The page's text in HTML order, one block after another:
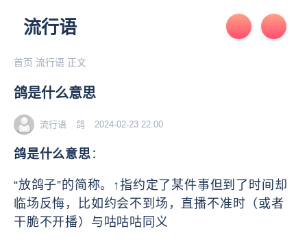
流行语
首页 流行语 正文
鸽是什么意思
流行语 鸽 2024-02-23 22:00
鸽是什么意思 ：
“放鸽子”的简称。↑指约定了某件事但到了时间却
临场反悔，比如约会不到场，直播不准时（或者
干脆不开播）与咕咕咕同义